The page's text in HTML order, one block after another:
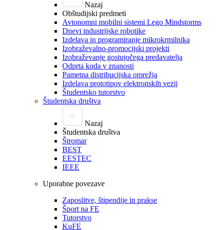
Nazaj
Obštudijski predmeti
Avtonomni mobilni sistemi Lego Mindstorms
Dnevi industrijske robotike
Izdelava in programiranje mikrokrmilnika
Izobraževalno-promocijski projekti
Izobraževanje gostujočega predavatelja
Odprta koda v znanosti
Pametna distribucijska omrežja
Izdelava prototipov elektronskih vezij
Študentsko tutorstvo
Študentska društva
Nazaj
Študentska društva
Štromar
BEST
EESTEC
IEEE
Uporabne povezave
Zaposlitve, štipendije in prakse
Šport na FE
Tutorstvo
KuFE